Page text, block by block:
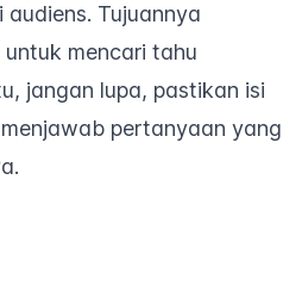
Tujuannya
mencari tahu
jangan lupa, pastikan isi
pertanyaan yang